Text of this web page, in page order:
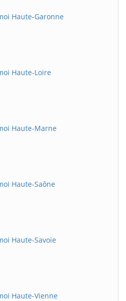
Haute-Garonne
Haute-Loire
Haute-Marne
Haute-Saône
Haute-Savoie
Haute-Vienne